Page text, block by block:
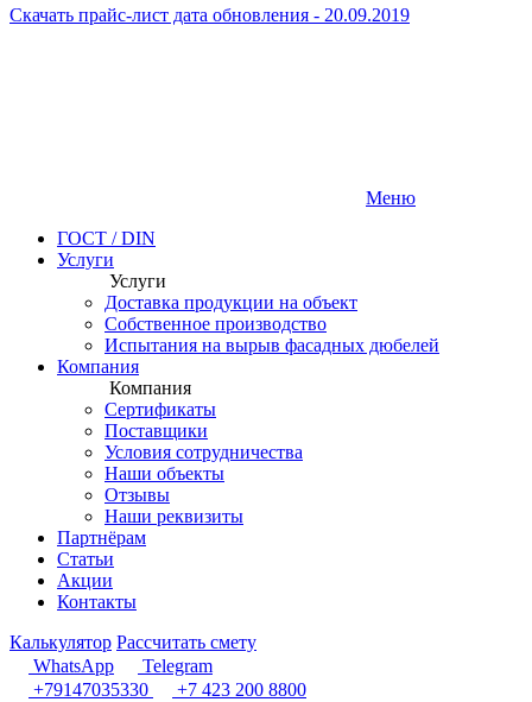
Скачать прайс-лист дата обновления - 20.09.2019
Меню
ГОСТ / DIN
Услуги
Услуги
Доставка продукции на объект
Собственное производство
Испытания на вырыв фасадных дюбелей
Компания
Компания
Сертификаты
Поставщики
Условия сотрудничества
Наши объекты
Отзывы
Наши реквизиты
Партнёрам
Статьи
Акции
Контакты
Калькулятор Рассчитать смету
WhatsApp
Telegram
+79147035330
+7 423 200 8800